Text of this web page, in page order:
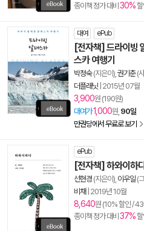
종이책 정가 대비 30%
대여 ePub
[전자책] 드라이빙
스카 여행기
박정숙(지은이), 권기춘(
더플래닛 2015년 07월
3,900원 (190원)
대여가1,000원, 90일
만권당에서 무료로 보기
ePub
[전자책] 하와이하
선현경 (지은이), 이우일 (
비채 2019년 10월
8,640원 (10% 할인 /
종이책 정가 대비 37%